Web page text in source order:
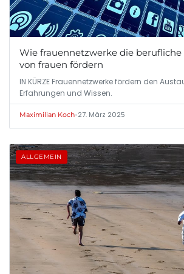
Wie frauennetzwerke die
von frauen fördern
IN KÜRZE Frauennetzwerke fördern den
Erfahrungen und Wissen.
Maximilian Koch•27. März 2025
ALLGEMEIN